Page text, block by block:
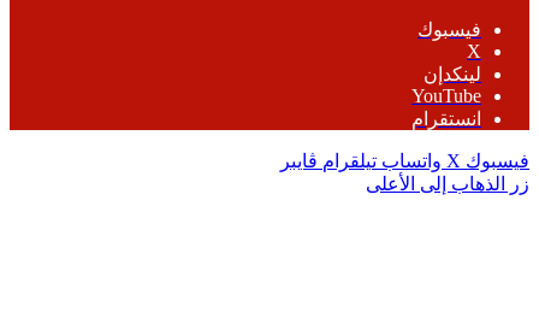
فيسبوك
‫X
لينكدإن
‫YouTube
انستقرام
فيسبوك ‫X واتساب تيلقرام ڤايبر
زر الذهاب إلى الأعلى